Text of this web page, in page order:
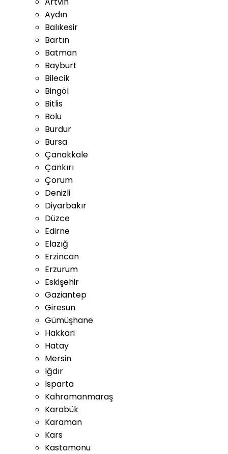
Aydın
Balıkesir
Bartın
Batman
Bayburt
Bilecik
Bingöl
Bitlis
Bolu
Burdur
Bursa
Çanakkale
Çankırı
Çorum
Denizli
Diyarbakır
Düzce
Edirne
Elazığ
Erzincan
Erzurum
Eskişehir
Gaziantep
Giresun
Gümüşhane
Hakkari
Hatay
Mersin
Iğdır
Isparta
Kahramanmaraş
Karabük
Karaman
Kars
Kastamonu